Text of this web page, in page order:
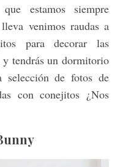
estamos siempre
venimos raudas a
para decorar las
y tendrás un dormitorio
selección de fotos de
con conejitos ¿Nos